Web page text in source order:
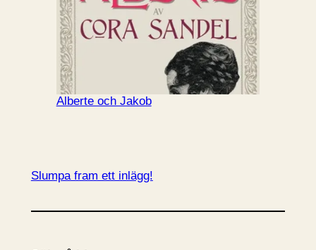
Alberte och Jakob
Slumpa fram ett inlägg!